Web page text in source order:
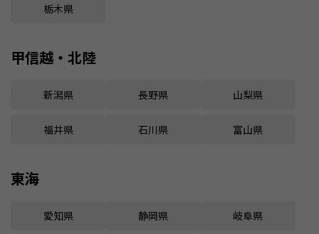
栃木県
甲信越・北陸
新潟県 長野県 山梨県
福井県 石川県 富山県
東海
愛知県 静岡県 岐阜県